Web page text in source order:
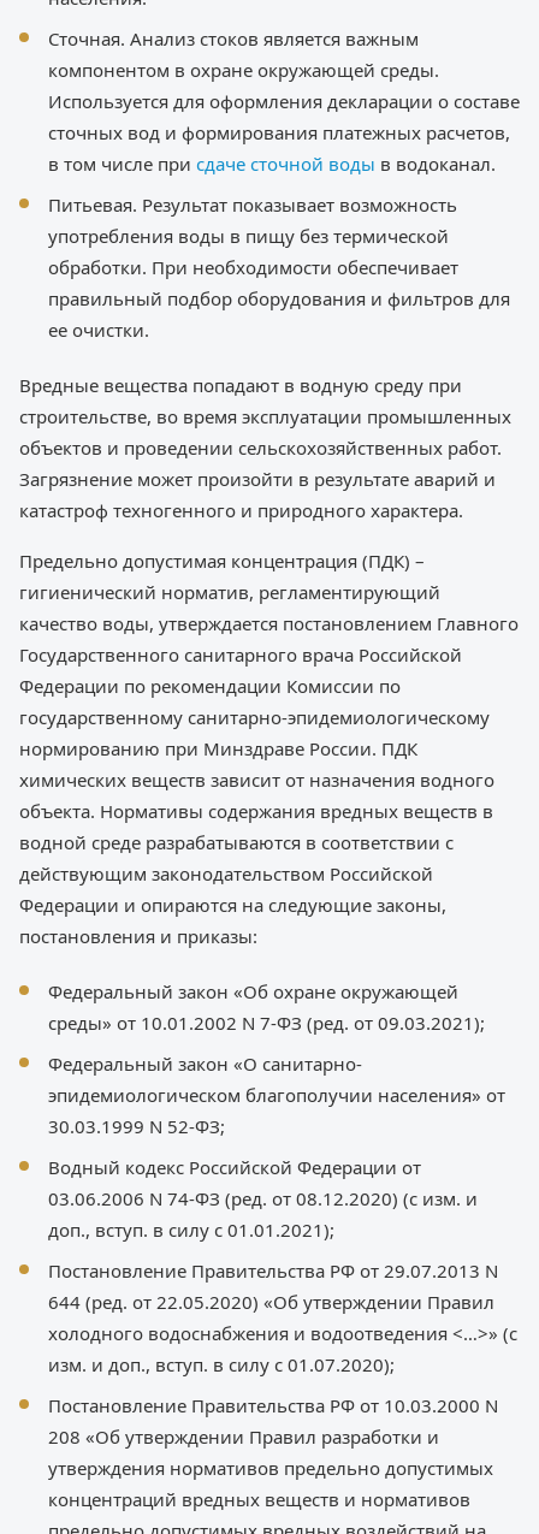
Сточная. Анализ стоков является важным
компонентом в охране окружающей среды.
Используется для оформления декларации о составе
сточных вод и формирования платежных расчетов,
в том числе при сдаче сточной воды в водоканал.
Питьевая. Результат показывает возможность
употребления воды в пищу без термической
обработки. При необходимости обеспечивает
правильный подбор оборудования и фильтров для
ее очистки.
Вредные вещества попадают в водную среду при
строительстве, во время эксплуатации промышленных
объектов и проведении сельскохозяйственных работ.
Загрязнение может произойти в результате аварий и
катастроф техногенного и природного характера.
Предельно допустимая концентрация (ПДК) –
гигиенический норматив, регламентирующий
качество воды, утверждается постановлением Главного
Государственного санитарного врача Российской
Федерации по рекомендации Комиссии по
государственному санитарно-эпидемиологическому
нормированию при Минздраве России. ПДК
химических веществ зависит от назначения водного
объекта. Нормативы содержания вредных веществ в
водной среде разрабатываются в соответствии с
действующим законодательством Российской
Федерации и опираются на следующие законы,
постановления и приказы:
Федеральный закон «Об охране окружающей
среды» от 10.01.2002 N 7-ФЗ (ред. от 09.03.2021);
Федеральный закон «О санитарно-
эпидемиологическом благополучии населения» от
30.03.1999 N 52-ФЗ;
Водный кодекс Российской Федерации от
03.06.2006 N 74-ФЗ (ред. от 08.12.2020) (с изм. и
доп., вступ. в силу с 01.01.2021);
Постановление Правительства РФ от 29.07.2013 N
644 (ред. от 22.05.2020) «Об утверждении Правил
холодного водоснабжения и водоотведения <…>» (с
изм. и доп., вступ. в силу с 01.07.2020);
Постановление Правительства РФ от 10.03.2000 N
208 «Об утверждении Правил разработки и
утверждения нормативов предельно допустимых
концентраций вредных веществ и нормативов